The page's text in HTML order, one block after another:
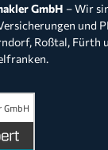
GmbH – Wir
und
Roßtal, Fürth